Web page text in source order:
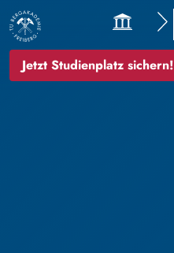
Jetzt Studienplatz sichern!